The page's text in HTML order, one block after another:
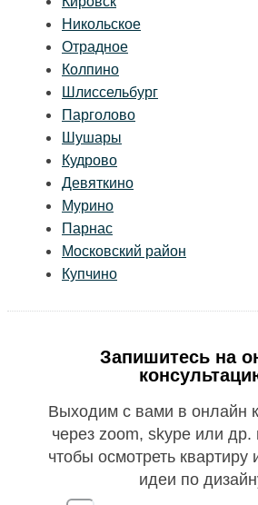
Никольское
Отрадное
Колпино
Шлиссельбург
Парголово
Шушары
Кудрово
Девяткино
Мурино
Парнас
Московский район
Купчино
Запишитесь на
Выходим с вами в онлайн
через zoom, skype или
чтобы осмотреть квартиру
идеи по